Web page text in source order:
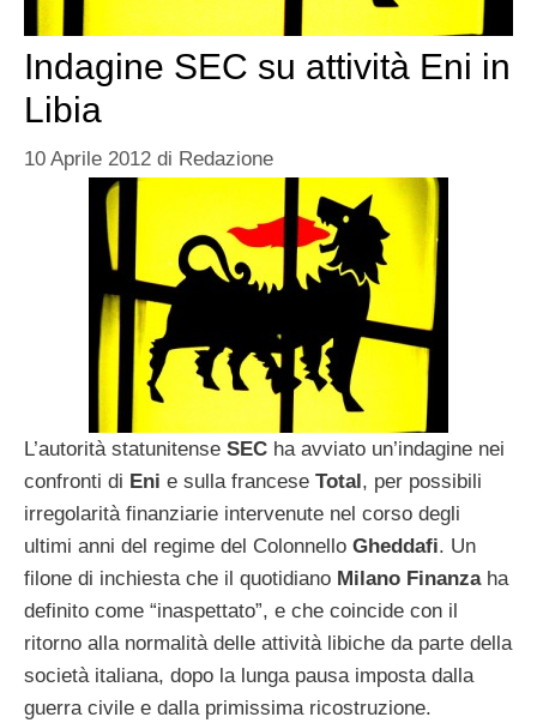
Indagine SEC su attività Eni in
Libia
10 Aprile 2012 di Redazione
L’autorità statunitense SEC ha avviato un’indagine nei
confronti di Eni e sulla francese Total , per possibili
irregolarità finanziarie intervenute nel corso degli
ultimi anni del regime del Colonnello Gheddafi. Un
filone di inchiesta che il quotidiano Milano Finanzaha
definito come “inaspettato”, e che coincide con il
ritorno alla normalità delle attività libiche da parte della
società italiana, dopo la lunga pausa imposta dalla
guerra civile e dalla primissima ricostruzione.